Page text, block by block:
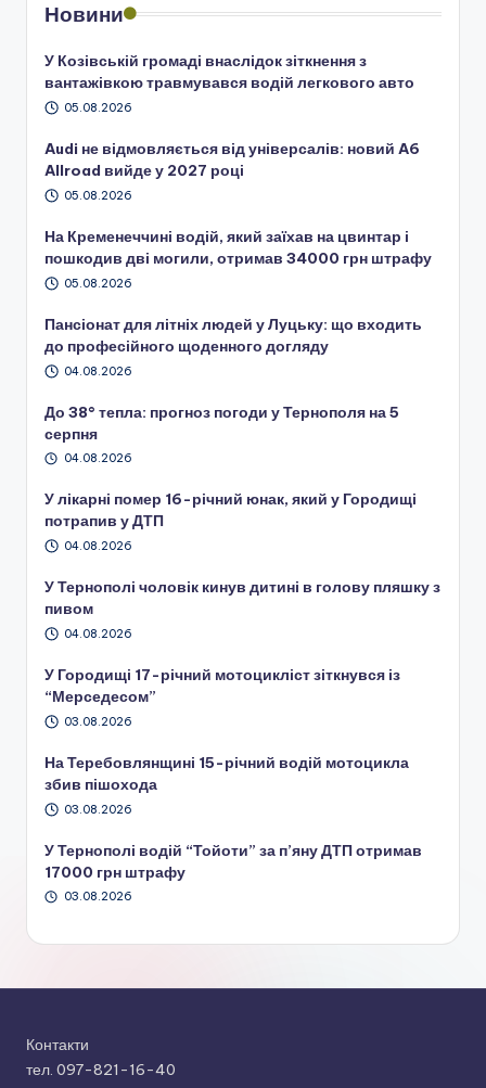
Новини
У Козівській громаді внаслідок зіткнення з
вантажівкою травмувався водій легкового авто
05.08.2026
Audi не відмовляється від універсалів: новий A6
Allroad вийде у 2027 році
05.08.2026
На Кременеччині водій, який заїхав на цвинтар і
пошкодив дві могили, отримав 34000 грн штрафу
05.08.2026
Пансіонат для літніх людей у Луцьку: що входить
до професійного щоденного догляду
04.08.2026
До 38° тепла: прогноз погоди у Тернополя на 5
серпня
04.08.2026
У лікарні помер 16-річний юнак, який у Городищі
потрапив у ДТП
04.08.2026
У Тернополі чоловік кинув дитині в голову пляшку з
пивом
04.08.2026
У Городищі 17-річний мотоцикліст зіткнувся із
“Мерседесом”
03.08.2026
На Теребовлянщині 15-річний водій мотоцикла
збив пішохода
03.08.2026
У Тернополі водій “Тойоти” за п’яну ДТП отримав
17000 грн штрафу
03.08.2026
Контакти
тел. 097-821-16-40